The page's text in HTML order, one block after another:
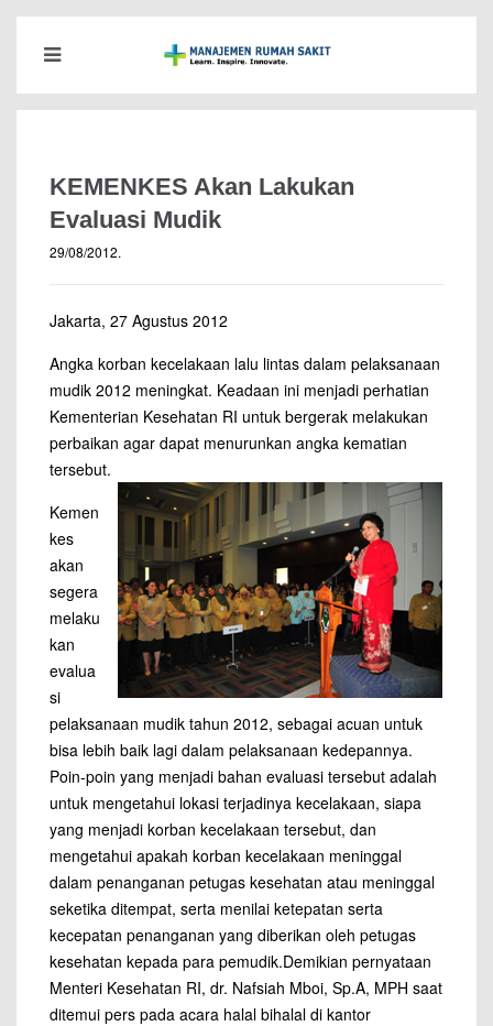
KEMENKES Akan Lakukan
Evaluasi Mudik
29/08/2012.
Jakarta, 27 Agustus 2012
Angka korban kecelakaan lalu lintas dalam pelaksanaan
mudik 2012 meningkat. Keadaan ini menjadi perhatian
Kementerian Kesehatan RI untuk bergerak melakukan
perbaikan agar dapat menurunkan angka kematian
tersebut.
Kemen
kes
akan
segera
melaku
kan
evalua
si
pelaksanaan mudik tahun 2012, sebagai acuan untuk
bisa lebih baik lagi dalam pelaksanaan kedepannya.
Poin-poin yang menjadi bahan evaluasi tersebut adalah
untuk mengetahui lokasi terjadinya kecelakaan, siapa
yang menjadi korban kecelakaan tersebut, dan
mengetahui apakah korban kecelakaan meninggal
dalam penanganan petugas kesehatan atau meninggal
seketika ditempat, serta menilai ketepatan serta
kecepatan penanganan yang diberikan oleh petugas
kesehatan kepada para pemudik.Demikian pernyataan
Menteri Kesehatan RI, dr. Nafsiah Mboi, Sp.A, MPH saat
ditemui pers pada acara halal bihalal di kantor